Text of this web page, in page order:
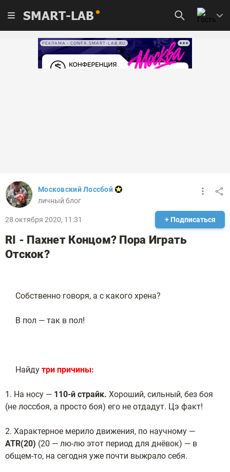
SMART-LAB
РЕКЛАМА • CONFA.SMART-LAB.RU
Московский Лоссбой
личный блог
28 октября 2020, 11:31 + Подписаться
RI - Пахнет Концом? Пора Играть
Отскок?
Собственно говоря, а с какого хрена?
В пол — так в пол!
Найду три причины:
1. На носу — 110-й страйк. Хороший, сильный, без боя
(не лоссбоя, а просто боя) его не отдадут. Цэ факт!
2. Характерное мерило движения, по научному —
ATR(20) (20 — лю-лю этот период для днёвок) — в
общем-то, на сегодня уже почти выжрало себя.